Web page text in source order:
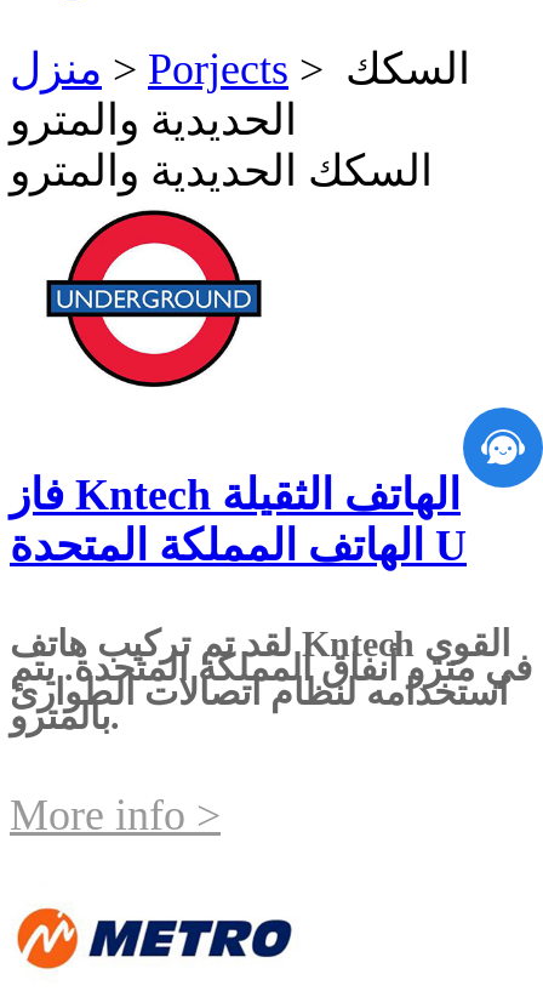
منزل > Porjects > السكك
الحديدية والمترو
السكك الحديدية والمترو
فاز Kntech الهاتف الثقيلة
الهاتف المملكة المتحدة U
لقد تم تركيب هاتف Kntech القوي
في مترو أنفاق المملكة المتحدة. يتم
استخدامه لنظام اتصالات الطوارئ
بالمترو.
More info >